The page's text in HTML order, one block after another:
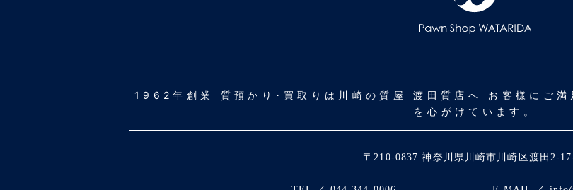
1962年創業 質預かり･買取りは川崎の質屋 渡田質店へ お客様にご満
を心がけています。
〒210-0837 神奈川県川崎市川崎区渡田2-